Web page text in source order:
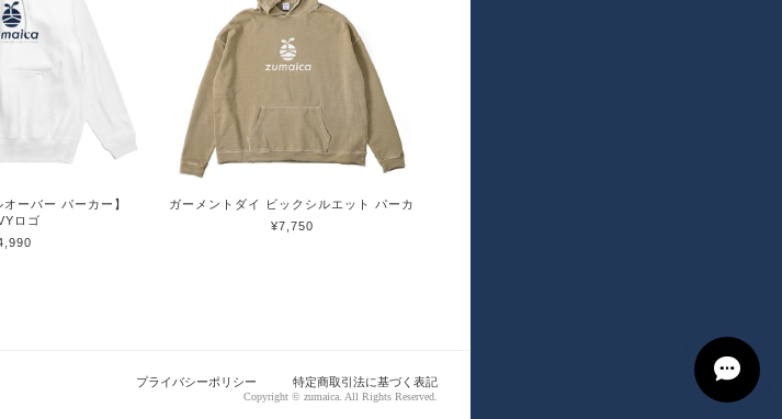
ーバー パーカー】
ロゴ
ガーメントダイ ビックシルエット パーカ
¥7,750
プライバシーポリシー 特定商取引法に基づく表記
Copyright © zumaica. All Rights Reserved.